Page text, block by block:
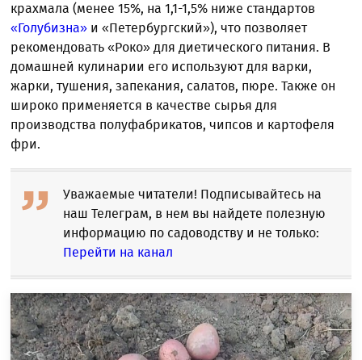
крахмала (менее 15%, на 1,1-1,5% ниже стандартов
«Голубизна» и «Петербургский»), что позволяет
рекомендовать «Роко» для диетического питания. В
домашней кулинарии его используют для варки,
жарки, тушения, запекания, салатов, пюре. Также он
широко применяется в качестве сырья для
производства полуфабрикатов, чипсов и картофеля
фри.
Уважаемые читатели! Подписывайтесь на
наш Телеграм, в нем вы найдете полезную
информацию по садоводству и не только:
Перейти на канал